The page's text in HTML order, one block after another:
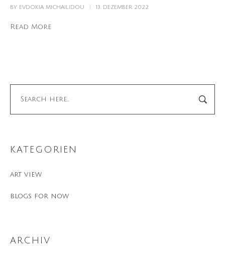
KATEGORIEN
art view
blogs for now
ARCHIV
BY EVDOKIA MICHAILIDOU 13. DEZEMBER 2022
Read More